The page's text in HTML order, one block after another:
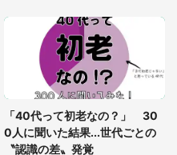
でいます」住人の呟きに30万
ないか、あなたはわかる？
加する娘を送って行ったら、真
。なんとか見つけた民家に助け
男性が...」
「40代って初老なの？」 30
0人に聞いた結果...世代ごとの
〝認識の差〟発覚